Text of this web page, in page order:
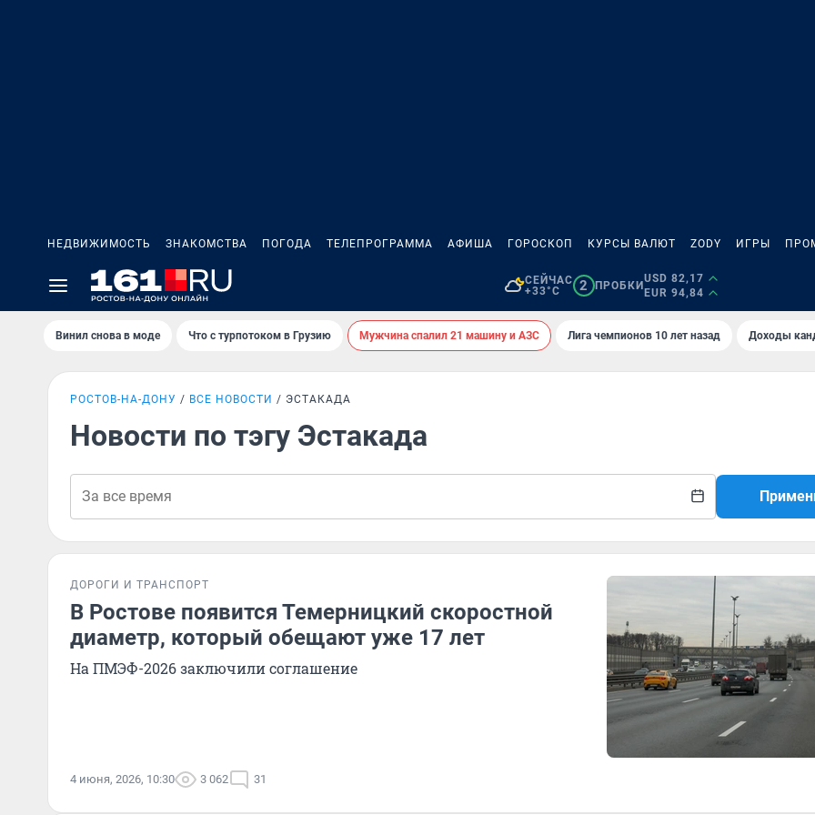
НЕДВИЖИМОСТЬ ЗНАКОМСТВА ПОГОДА ТЕЛЕПРОГРАММА АФИША ГОРОСКОП КУРСЫ ВАЛЮТ ZODY ИГРЫ
СЕЙЧАС
+33°C
2 ПРОБКИ
USD 82,17
EUR 94,84
Винил снова в моде Что с турпотоком в Грузию Мужчина спалил 21 машину и АЗС Лига чемпионов 10 лет назад Доходы
РОСТОВ-НА-ДОНУ ВСЕ НОВОСТИ ЭСТАКАДА
Новости по тэгу Эстакада
ДОРОГИ И ТРАНСПОРТ
В Ростове появится Темерницкий скоростной
диаметр, который обещают уже 17 лет
На ПМЭФ-2026 заключили соглашение
4 июня, 2026, 10:30 3 062 31